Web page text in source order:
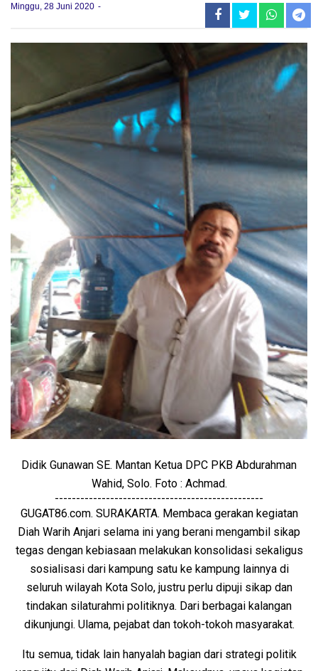
Minggu, 28 Juni 2020
Didik Gunawan SE. Mantan Ketua DPC PKB Abdurahman
Wahid, Solo. Foto : Achmad.
-------------------------------------------------
GUGAT86.com. SURAKARTA. Membaca gerakan kegiatan
Diah Warih Anjari selama ini yang berani mengambil sikap
tegas dengan kebiasaan melakukan konsolidasi sekaligus
sosialisasi dari kampung satu ke kampung lainnya di
seluruh wilayah Kota Solo, justru perlu dipuji sikap dan
tindakan silaturahmi politiknya. Dari berbagai kalangan
dikunjungi. Ulama, pejabat dan tokoh-tokoh masyarakat.
Itu semua, tidak lain hanyalah bagian dari strategi politik